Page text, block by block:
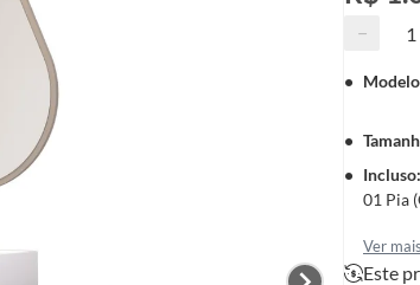
−
Modelo
Incluso:
01 Pia
Ver mais
Este